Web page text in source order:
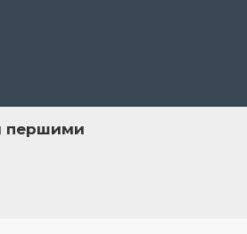
першими